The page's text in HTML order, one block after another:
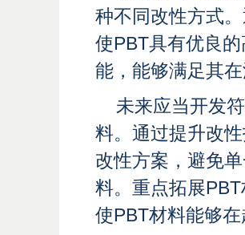
种不同改性方式
使PBT具有优良
能，能够满足其
未来应当开发
料。通过提升改
改性方案，避免
料。重点拓展
使PBT材料能够